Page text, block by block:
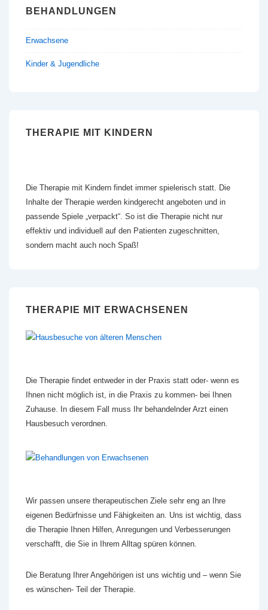
BEHANDLUNGEN
Erwachsene
Kinder & Jugendliche
THERAPIE MIT KINDERN
Die Therapie mit Kindern findet immer spielerisch statt. Die
Inhalte der Therapie werden kindgerecht angeboten und in
passende Spiele „verpackt“. So ist die Therapie nicht nur
effektiv und individuell auf den Patienten zugeschnitten,
sondern macht auch noch Spaß!
THERAPIE MIT ERWACHSENEN
Die Therapie findet entweder in der Praxis statt oder- wenn es
Ihnen nicht möglich ist, in die Praxis zu kommen- bei Ihnen
Zuhause. In diesem Fall muss Ihr behandelnder Arzt einen
Hausbesuch verordnen.
Wir passen unsere therapeutischen Ziele sehr eng an Ihre
eigenen Bedürfnisse und Fähigkeiten an. Uns ist wichtig, dass
die Therapie Ihnen Hilfen, Anregungen und Verbesserungen
verschafft, die Sie in Ihrem Alltag spüren können.
Die Beratung Ihrer Angehörigen ist uns wichtig und – wenn Sie
es wünschen- Teil der Therapie.